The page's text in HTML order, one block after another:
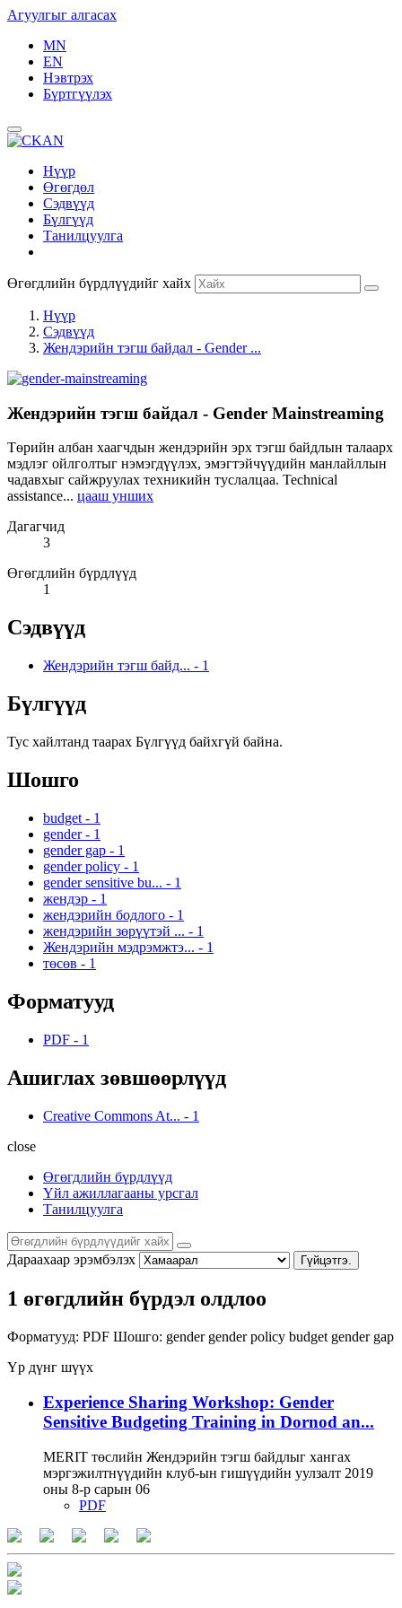
Агуулгыг алгасах
MN
EN
Нэвтрэх
Бүртгүүлэх
Нүүр
Өгөгдөл
Сэдвүүд
Бүлгүүд
Танилцуулга
Өгөгдлийн бүрдлүүдийг хайх
Нүүр
Сэдвүүд
Жендэрийн тэгш байдал - Gender ...
Жендэрийн тэгш байдал - Gender Mainstreaming
Төрийн албан хаагчдын жендэрийн эрх тэгш байдлын талаарх
мэдлэг ойлголтыг нэмэгдүүлэх, эмэгтэйчүүдийн манлайллын
чадавхыг сайжруулах техникийн туслалцаа. Technical
assistance... цааш унших
Дагагчид
3
Өгөгдлийн бүрдлүүд
1
Сэдвүүд
Жендэрийн тэгш байд... - 1
Бүлгүүд
Тус хайлтанд таарах Бүлгүүд байхгүй байна.
Шошго
budget - 1
gender - 1
gender gap - 1
gender policy - 1
gender sensitive bu... - 1
жендэр - 1
жендэрийн бодлого - 1
жендэрийн зөрүүтэй ... - 1
Жендэрийн мэдрэмжтэ... - 1
төсөв - 1
Форматууд
PDF - 1
Ашиглах зөвшөөрлүүд
Creative Commons At... - 1
close
Өгөгдлийн бүрдлүүд
Үйл ажиллагааны урсгал
Танилцуулга
Дараахаар эрэмбэлэх Гүйцэтгэ.
1 өгөгдлийн бүрдэл олдлоо
Форматууд: PDF Шошго: gender gender policy budget gender gap
Үр дүнг шүүх
Experience Sharing Workshop: Gender
Sensitive Budgeting Training in Dornod an...
MERIT төслийн Жендэрийн тэгш байдлыг хангах
мэргэжилтнүүдийн клуб-ын гишүүдийн уулзалт 2019
оны 8-р сарын 06
PDF